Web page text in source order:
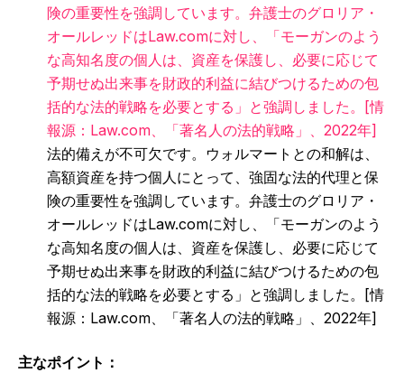
険の重要性を強調しています。弁護士のグロリア・
オールレッドはLaw.comに対し、「モーガンのよう
な高知名度の個人は、資産を保護し、必要に応じて
予期せぬ出来事を財政的利益に結びつけるための包
括的な法的戦略を必要とする」と強調しました。[情
報源：Law.com、「著名人の法的戦略」、2022年]
法的備えが不可欠です。ウォルマートとの和解は、
高額資産を持つ個人にとって、強固な法的代理と保
険の重要性を強調しています。弁護士のグロリア・
オールレッドはLaw.comに対し、「モーガンのよう
な高知名度の個人は、資産を保護し、必要に応じて
予期せぬ出来事を財政的利益に結びつけるための包
括的な法的戦略を必要とする」と強調しました。[情
報源：Law.com、「著名人の法的戦略」、2022年]
主なポイント：